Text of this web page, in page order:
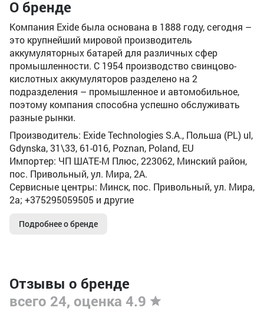
О бренде
Компания Exide была основана в 1888 году, сегодня –
это крупнейший мировой производитель
аккумуляторных батарей для различных сфер
промышленности. C 1954 производство свинцово-
кислотных аккумуляторов разделено на 2
подразделения – промышленное и автомобильное,
поэтому компания способна успешно обслуживать
разные рынки.
Производитель: Exide Technologies S.A., Польша (PL) ul,
Gdynska, 31\33, 61-016, Poznan, Poland, EU
Импортер: ЧП ШАТЕ-М Плюс, 223062, Минский район,
пос. Привольный, ул. Мира, 2А.
Сервисные центры: Минск, пос. Привольный, ул. Мира,
2а; +375295059505 и другие
Подробнее о бренде
Отзывы о бренде
всего 24, оценка 4.9